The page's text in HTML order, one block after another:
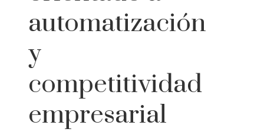
automatización
y
competitividad
empresarial